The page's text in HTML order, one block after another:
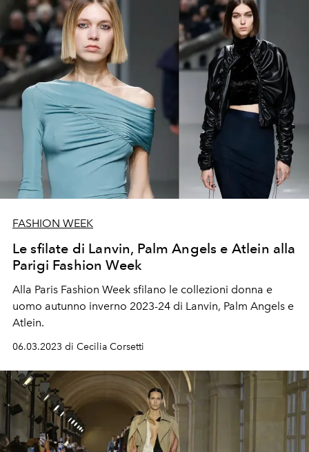
FASHION WEEK
Le sfilate di Lanvin, Palm Angels e Atlein alla
Parigi Fashion Week
Alla Paris Fashion Week sfilano le collezioni donna e
uomo autunno inverno 2023-24 di Lanvin, Palm Angels e
Atlein.
06.03.2023 di Cecilia Corsetti